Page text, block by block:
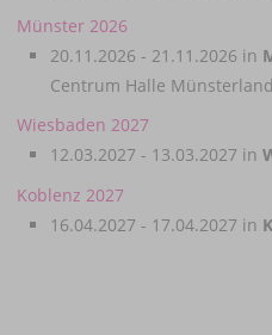
Münster 2026
20.11.2026 - 21.11.2026 in
Centrum Halle Münsterland
Wiesbaden 2027
12.03.2027 - 13.03.2027 in
Koblenz 2027
16.04.2027 - 17.04.2027 in